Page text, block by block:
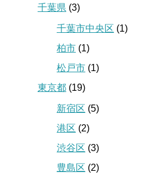
千葉県 (3)
千葉市中央区 (1)
柏市 (1)
松戸市 (1)
東京都 (19)
新宿区 (5)
港区 (2)
渋谷区 (3)
豊島区 (2)